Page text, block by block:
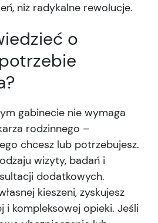
niż radykalne rewolucje.
o
gabinecie nie wymaga
rodzinnego –
chcesz lub potrzebujesz.
wizyty, badań i
dodatkowych.
kieszeni, zyskujesz
i kompleksowej opieki. Jeśli